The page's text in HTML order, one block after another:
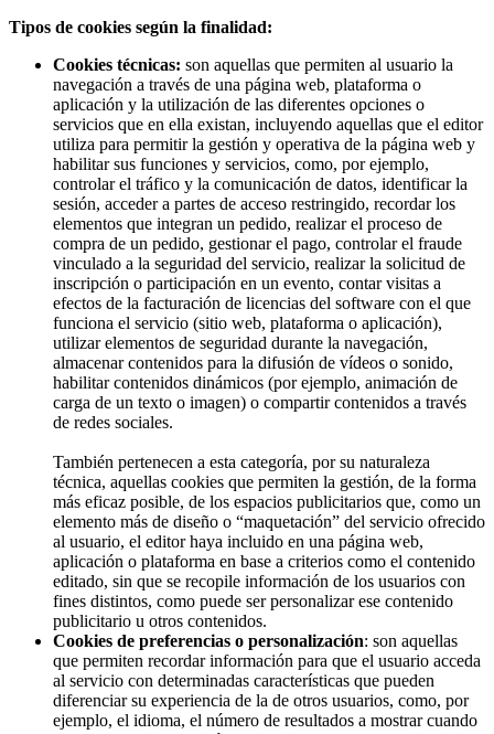
Tipos de cookies según la finalidad:
Cookies técnicas: son aquellas que permiten al usuario la
navegación a través de una página web, plataforma o
aplicación y la utilización de las diferentes opciones o
servicios que en ella existan, incluyendo aquellas que el editor
utiliza para permitir la gestión y operativa de la página web y
habilitar sus funciones y servicios, como, por ejemplo,
controlar el tráfico y la comunicación de datos, identificar la
sesión, acceder a partes de acceso restringido, recordar los
elementos que integran un pedido, realizar el proceso de
compra de un pedido, gestionar el pago, controlar el fraude
vinculado a la seguridad del servicio, realizar la solicitud de
inscripción o participación en un evento, contar visitas a
efectos de la facturación de licencias del software con el que
funciona el servicio (sitio web, plataforma o aplicación),
utilizar elementos de seguridad durante la navegación,
almacenar contenidos para la difusión de vídeos o sonido,
habilitar contenidos dinámicos (por ejemplo, animación de
carga de un texto o imagen) o compartir contenidos a través
de redes sociales.
También pertenecen a esta categoría, por su naturaleza
técnica, aquellas cookies que permiten la gestión, de la forma
más eficaz posible, de los espacios publicitarios que, como un
elemento más de diseño o “maquetación” del servicio ofrecido
al usuario, el editor haya incluido en una página web,
aplicación o plataforma en base a criterios como el contenido
editado, sin que se recopile información de los usuarios con
fines distintos, como puede ser personalizar ese contenido
publicitario u otros contenidos.
Cookies de preferencias o personalización: son aquellas
que permiten recordar información para que el usuario acceda
al servicio con determinadas características que pueden
diferenciar su experiencia de la de otros usuarios, como, por
ejemplo, el idioma, el número de resultados a mostrar cuando